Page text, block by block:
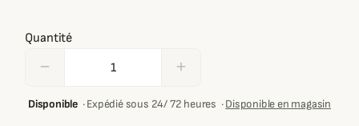
Quantité
remove add
Disponible·Expédié sous 24/ 72 heures ·Disponible en magasin